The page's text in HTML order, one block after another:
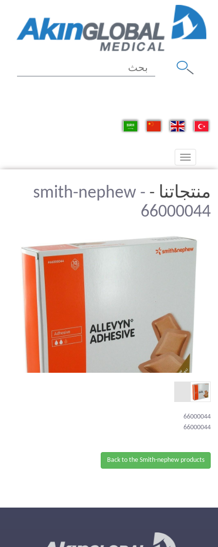
Toggle
navigation
منتجاتنا - smith-nephew -
66000044
66000044
66000044
Back to the Smith-nephew products